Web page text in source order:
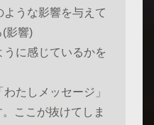
うな影響を与えて
(影響)
に感じているかを
たしメッセージ」
ここが抜けてしま